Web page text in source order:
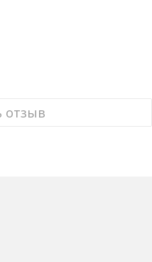
отзывВы можете стать